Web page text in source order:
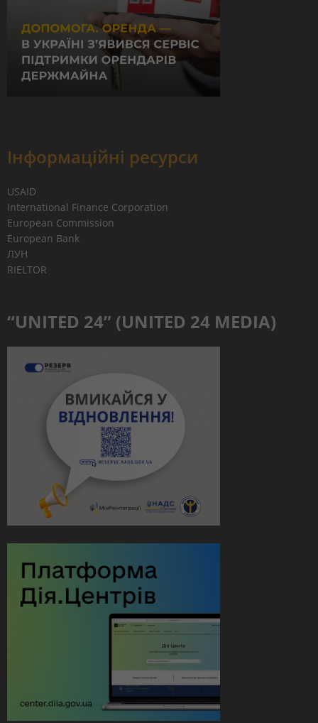
Інформаційні ресурси
USAID
International Finance Corporation
European Commission
European Bank
ЛУН
RIELTOR
“UNITED 24” (UNITED 24 MEDIA)